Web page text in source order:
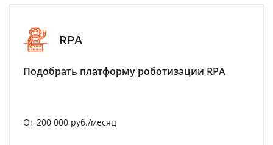
RPA
Подобрать платформу роботизации RPA
От 200 000 руб./месяц